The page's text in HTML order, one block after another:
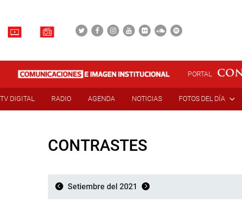
PORTAL
TV DIGITAL RADIO AGENDA NOTICIAS FOTOS DEL DÍA
CONTRASTES
Setiembre del 2021